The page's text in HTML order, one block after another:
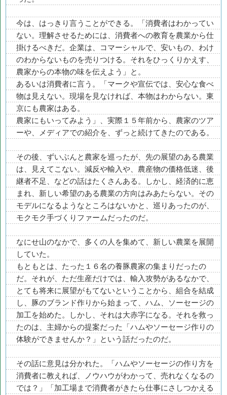
今は、はっきり言うことができる。「消費者はわかってい
ない。理解させるためには、消費者への教育を農業から仕
掛けるべきだ。企業は、コマーシャルで、安いもの、わけ
のわからないものを売りつける。それをひっくりかえす、
農家からの本物の味を伝えよう」と。
あるいは消費者に言う。「マークや宣伝では、安心な食べ
物は見えない。現場を見なければ、本物はわからない。東
京にも農家はある。
農家にもいってみよう」、実際１５年前から、農家のツア
ーや、メディアでの紹介を、ずっと続けてきたのである。
その後、ずいぶんと農家を巡ったが、先の展望のある農業
は、見えてこない。減反や輸入や、農産物の価格低迷、後
継者不足、などの話はたくさんある。しかし、経済的に恵
まれ、新しい希望のある農業の方向はみあたらない。その
モデルになるようなところはないかと、巡りあったのが、
モクモク手づくりファームだったのだ。
なにせ山のなかで、多くの人を集めて、新しい農業を展開
していた。
もともとは、たった１６名の養豚農家の集まりだったの
だ。それが、ただ生産だけでは、輸入攻勢があるなかで、
とても将来に展望がもてないということから、組合を結成
し、豚のブランド作りから始まって、ハム、ソーセージの
加工を始めた。しかし、それは大赤字になる。それを救っ
たのは、主婦からの提案だった「ハムやソーセージ作りの
体験ができませんか？」という話だったのだ。
その話に意見は分かれた。「ハムやソーセージの作り方を
消費者に教えれば、ノウハウがわかって、売れなくなるの
では？」「加工場まで消費者がきたら仕事にさしつかえる